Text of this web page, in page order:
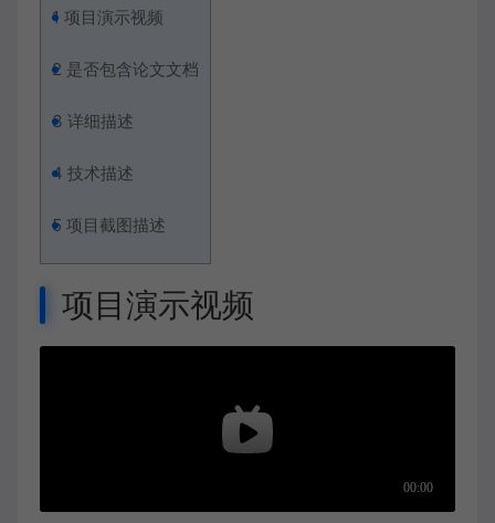
1 项目演示视频
2 是否包含论文文档
3 详细描述
4 技术描述
5 项目截图描述
项目演示视频